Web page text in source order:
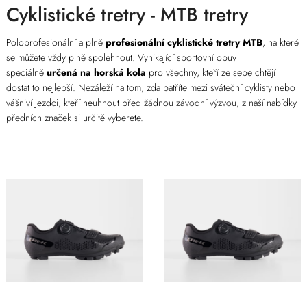
Cyklistické tretry - MTB tretry
Poloprofesionální a plně profesionální cyklistické tretry MTB, na které
se můžete vždy plně spolehnout. Vynikající sportovní obuv
speciálně určená na horská kola pro všechny, kteří ze sebe chtějí
dostat to nejlepší. Nezáleží na tom, zda patříte mezi sváteční cyklisty nebo
vášniví jezdci, kteří neuhnout před žádnou závodní výzvou, z naší nabídky
předních značek si určitě vyberete.